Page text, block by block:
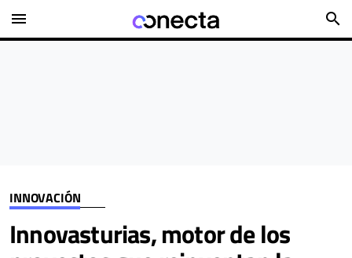
menu search
INNOVACIÓN
Innovasturias, motor de los